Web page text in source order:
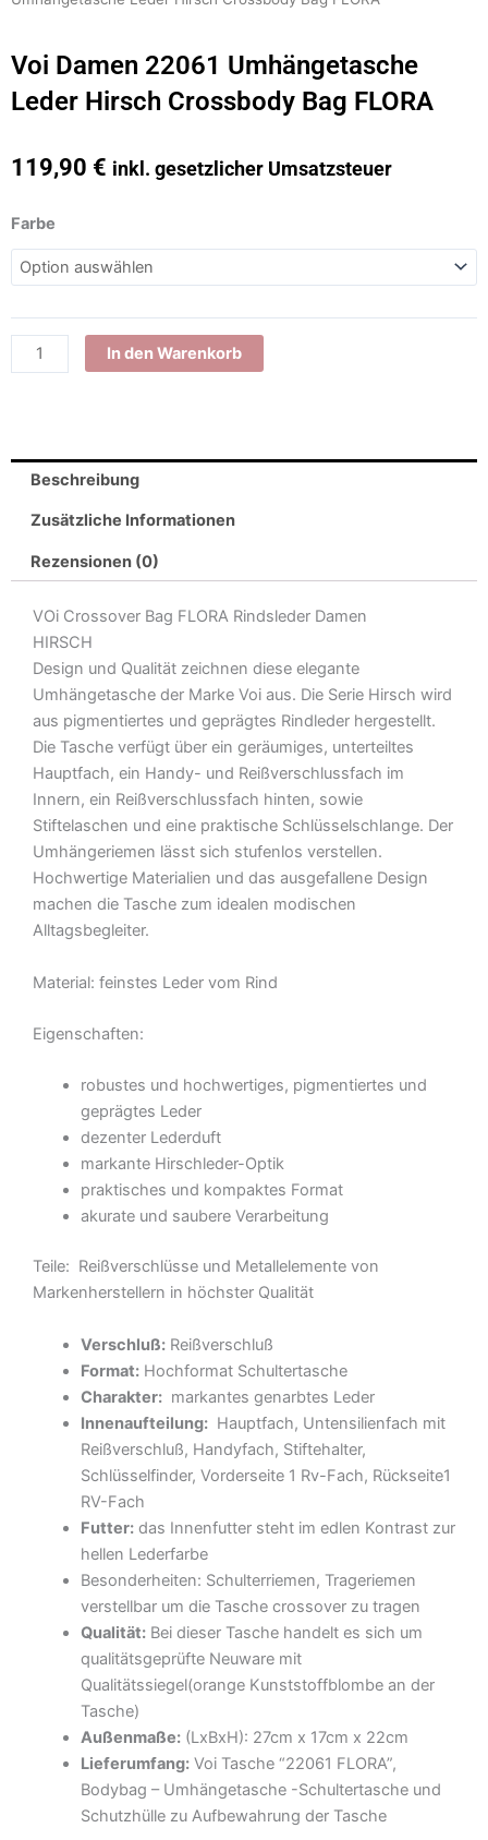
Voi Damen 22061 Umhängetasche
Leder Hirsch Crossbody Bag FLORA
119,90 € inkl. gesetzlicher Umsatzsteuer
Farbe
Voi
Damen
22061
Hirsch
Crossbody
Menge
In den Warenkorb
Beschreibung
Zusätzliche Informationen
Rezensionen (0)
VOi Crossover Bag FLORA Rindsleder Damen
HIRSCH
Design und Qualität zeichnen diese elegante
Umhängetasche der Marke Voi aus. Die Serie Hirsch wird
aus pigmentiertes und geprägtes Rindleder hergestellt.
Die Tasche verfügt über ein geräumiges, unterteiltes
Hauptfach, ein Handy- und Reißverschlussfach im
Innern, ein Reißverschlussfach hinten, sowie
Stiftelaschen und eine praktische Schlüsselschlange. Der
Umhängeriemen lässt sich stufenlos verstellen.
Hochwertige Materialien und das ausgefallene Design
machen die Tasche zum idealen modischen
Alltagsbegleiter.
Material: feinstes Leder vom Rind
Eigenschaften:
robustes und hochwertiges, pigmentiertes und
geprägtes Leder
dezenter Lederduft
markante Hirschleder-Optik
praktisches und kompaktes Format
akurate und saubere Verarbeitung
Teile: Reißverschlüsse und Metallelemente von
Markenherstellern in höchster Qualität
Verschluß:Reißverschluß
Format:Hochformat Schultertasche
Charakter:markantes genarbtes Leder
Innenaufteilung:Hauptfach, Untensilienfach mit
Reißverschluß, Handyfach, Stiftehalter,
Schlüsselfinder, Vorderseite 1 Rv-Fach, Rückseite1
RV-Fach
Futter:das Innenfutter steht im edlen Kontrast zur
hellen Lederfarbe
Besonderheiten: Schulterriemen, Trageriemen
verstellbar um die Tasche crossover zu tragen
Qualität:Bei dieser Tasche handelt es sich um
qualitätsgeprüfte Neuware mit
Qualitätssiegel(orange Kunststoffblombe an der
Tasche)
Außenmaße:(LxBxH): 27cm x 17cm x 22cm
Lieferumfang:Voi Tasche “22061 FLORA”,
Bodybag – Umhängetasche -Schultertasche und
Schutzhülle zu Aufbewahrung der Tasche